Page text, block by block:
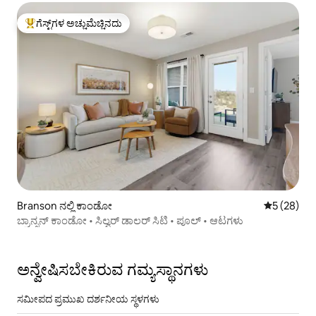
ಗೆಸ್ಟ್‌ಗಳಿಗೆ ಅತಿ ಹೆಚ್ಚು ಅಚ್ಚುಮೆಚ್ಚಿನದು
ಗೆಸ್ಟ್‌ಗಳ ಅಚ್ಚುಮೆಚ್ಚಿನದು
Branson ನಲ್ಲಿ ಕಾಂಡೋ 5 ರಲ್ಲಿ 5
5 (28)
ಬ್ರಾನ್ಸನ್ ಕಾಂಡೋ • ಸಿಲ್ವರ್ ಡಾಲರ್ ಸಿಟಿ • ಪೂಲ್ • ಆಟಗಳು
ಅನ್ವೇಷಿಸಬೇಕಿರುವ ಗಮ್ಯಸ್ಥಾನಗಳು
ಸಮೀಪದ ಪ್ರಮುಖ ದರ್ಶನೀಯ ಸ್ಥಳಗಳು